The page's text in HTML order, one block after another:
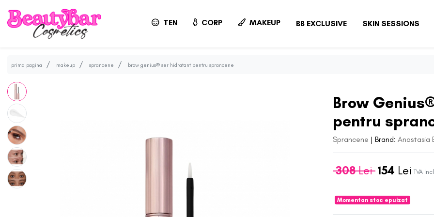
TEN CORP MAKEUP BB EXCLUSIVE SKIN SESSIONS
prima pagina makeup sprancene brow genius® ser hidratant pentru sprancene
Brow
pentru
Sprancene | Brand: Anastasia
308Lei 154 Lei TVA
Momentan stoc epuizat